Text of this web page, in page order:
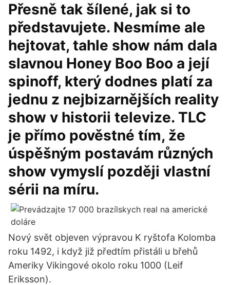
Přesně tak šílené, jak si to
představujete. Nesmíme ale
hejtovat, tahle show nám dala
slavnou Honey Boo Boo a její
spinoff, který dodnes platí za
jednu z nejbizarnějších reality
show v historii televize. TLC
je přímo pověstné tím, že
úspěšným postavám různých
show vymyslí později vlastní
sérii na míru.
Nový svět objeven výpravou K ryštofa Kolomba
roku 1492, i když již předtím přistáli u břehů
Ameriky Vikingové okolo roku 1000 (Leif
Eriksson).